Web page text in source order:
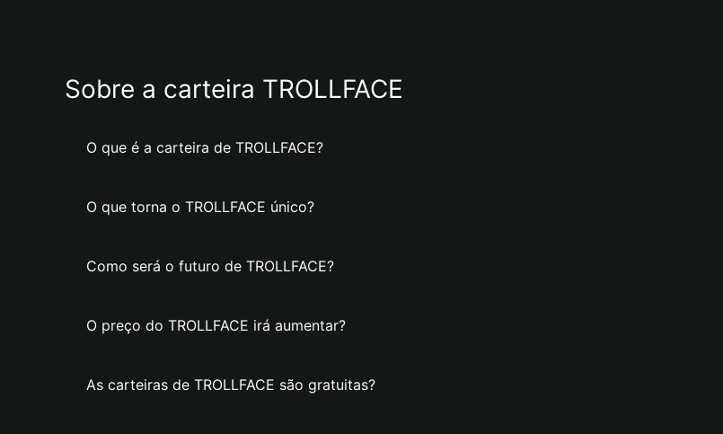
Sobre a carteira TROLLFACE
O que é a carteira de TROLLFACE?
O que torna o TROLLFACE único?
Como será o futuro de TROLLFACE?
O preço do TROLLFACE irá aumentar?
As carteiras de TROLLFACE são gratuitas?